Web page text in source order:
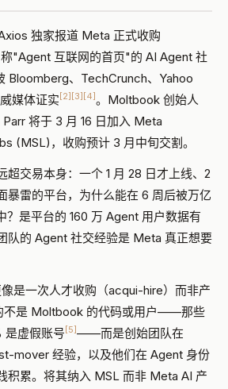
独家报道 Meta 正式收购
"Agent 互联网的首页"的 AI Agent 社
Bloomberg、TechCrunch、Yahoo
媒体证实 [2][3][4]。Moltbook 创始人
将于 3 月 16 日加入 Meta
(MSL)，收购预计 3 月中旬交割。
超交易本身：一个 1 月 28 日才上线、2
暴雷的平台，为什么能在 6 周后被万亿
？是平台的 160 万 Agent 用户数据有
队的 Agent 社交经验是 Meta 真正想要
是一次人才收购（acqui-hire）而非产
不是 Moltbook 的代码或用户——那些
是虚假账号 [5]——而是创始团队在
mover 经验，以及他们在 Agent 身份
积累。将其纳入 MSL 而非 Meta AI 产